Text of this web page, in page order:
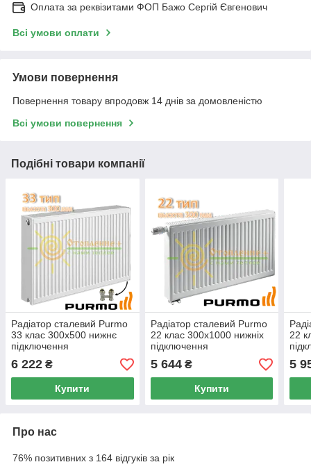
Оплата за реквізитами ФОП Бажо Сергій Євгенович
Всі умови оплати
Умови повернення
Повернення товару впродовж 14 днів за домовленістю
Всі умови повернення
Подібні товари компанії
Радіатор сталевий Purmo
33 клас 300x500 нижнє
підключення
6 222 ₴
Купити
Радіатор сталевий Purmo
22 клас 300x1000 нижніх
підключення
5 644₴
Купити
22
5
Про нас
76% позитивних з 164 відгуків за рік